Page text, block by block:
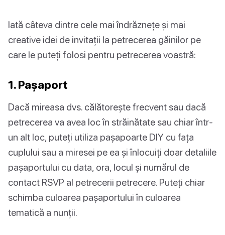
Iată câteva dintre cele mai îndrăznețe și mai
creative idei de invitații la petrecerea găinilor pe
care le puteți folosi pentru petrecerea voastră:
1. Pașaport
Dacă mireasa dvs. călătorește frecvent sau dacă
petrecerea va avea loc în străinătate sau chiar într-
un alt loc, puteți utiliza pașapoarte DIY cu fața
cuplului sau a miresei pe ea și înlocuiți doar detaliile
pașaportului cu data, ora, locul și numărul de
contact RSVP al petrecerii petrecere. Puteți chiar
schimba culoarea pașaportului în culoarea
tematică a nunții.